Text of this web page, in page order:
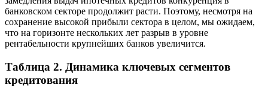
банковском секторе продолжит расти. Поэтому, несмотря на
сохранение высокой прибыли сектора в целом, мы ожидаем,
что на горизонте нескольких лет разрыв в уровне
рентабельности крупнейших банков увеличится.
Таблица 2. Динамика ключевых сегментов
кредитования